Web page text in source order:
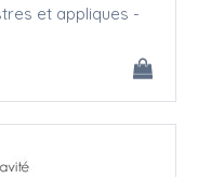
et appliques -